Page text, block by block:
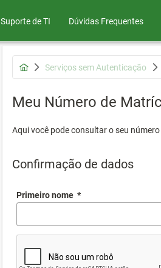
Suporte de TI Dúvidas Frequentes
Serviços sem Autenticação
Meu Número de
Aqui você pode consultar o seu
Confirmação de dados
Primeiro nome *